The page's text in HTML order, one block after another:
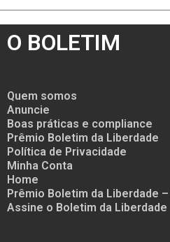
O BOLETIM
Quem somos
Anuncie
Boas práticas e compliance
Prêmio Boletim da Liberdade
Política de Privacidade
Minha Conta
Home
Prêmio Boletim da Liberdade
Assine o Boletim da Liberdade